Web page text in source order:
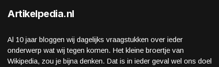
Artikelpedia.nl
Al 10 jaar bloggen wij dagelijks vraagstukken over ieder
onderwerp wat wij tegen komen. Het kleine broertje van
Wikipedia, zou je bijna denken. Dat is in ieder geval wel ons doel